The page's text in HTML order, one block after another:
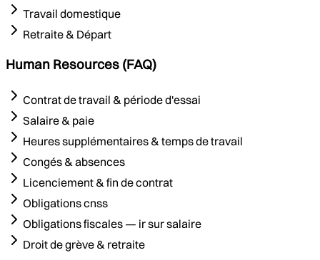
Travail domestique
Retraite & Départ
Human Resources (FAQ)
Contrat de travail & période d'essai
Salaire & paie
Heures supplémentaires & temps de travail
Congés & absences
Licenciement & fin de contrat
Obligations cnss
Obligations fiscales — ir sur salaire
Droit de grève & retraite